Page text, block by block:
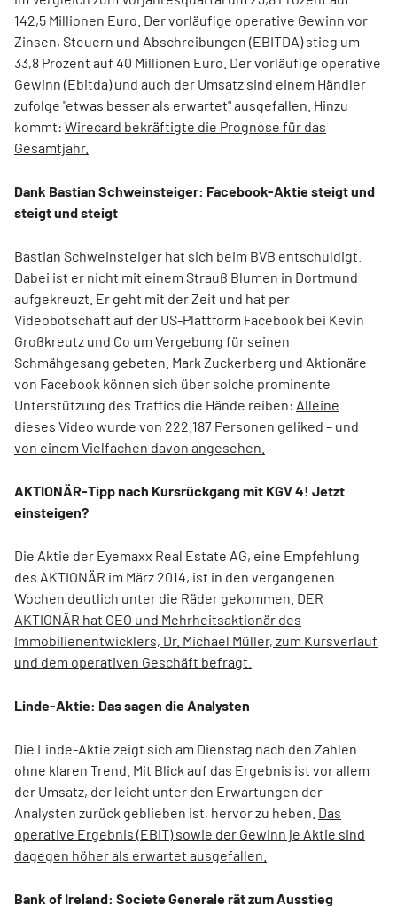
142,5 Millionen Euro. Der vorläufige operative Gewinn vor
Zinsen, Steuern und Abschreibungen (EBITDA) stieg um
33,8 Prozent auf 40 Millionen Euro. Der vorläufige operative
Gewinn (Ebitda) und auch der Umsatz sind einem Händler
zufolge "etwas besser als erwartet" ausgefallen. Hinzu
kommt: Wirecard bekräftigte die Prognose für das
Gesamtjahr.
Dank Bastian Schweinsteiger: Facebook-Aktie steigt und
steigt und steigt
Bastian Schweinsteiger hat sich beim BVB entschuldigt.
Dabei ist er nicht mit einem Strauß Blumen in Dortmund
aufgekreuzt. Er geht mit der Zeit und hat per
Videobotschaft auf der US-Plattform Facebook bei Kevin
Großkreutz und Co um Vergebung für seinen
Schmähgesang gebeten. Mark Zuckerberg und Aktionäre
von Facebook können sich über solche prominente
Unterstützung des Traffics die Hände reiben: Alleine
dieses Video wurde von 222.187 Personen geliked – und
von einem Vielfachen davon angesehen.
AKTIONÄR-Tipp nach Kursrückgang mit KGV 4! Jetzt
einsteigen?
Die Aktie der Eyemaxx Real Estate AG, eine Empfehlung
des AKTIONÄR im März 2014, ist in den vergangenen
Wochen deutlich unter die Räder gekommen. DER
AKTIONÄR hat CEO und Mehrheitsaktionär des
Immobilienentwicklers, Dr. Michael Müller, zum Kursverlauf
und dem operativen Geschäft befragt.
Linde-Aktie: Das sagen die Analysten
Die Linde-Aktie zeigt sich am Dienstag nach den Zahlen
ohne klaren Trend. Mit Blick auf das Ergebnis ist vor allem
der Umsatz, der leicht unter den Erwartungen der
Analysten zurück geblieben ist, hervor zu heben. Das
operative Ergebnis (EBIT) sowie der Gewinn je Aktie sind
dagegen höher als erwartet ausgefallen.
Bank of Ireland: Societe Generale rät zum Ausstieg